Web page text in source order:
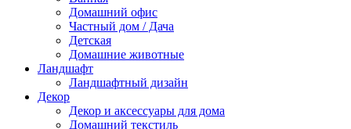
Домашний офис
Частный дом / Дача
Детская
Домашние животные
Ландшафт
Ландшафтный дизайн
Декор
Декор и аксессуары для дома
Домашний текстиль